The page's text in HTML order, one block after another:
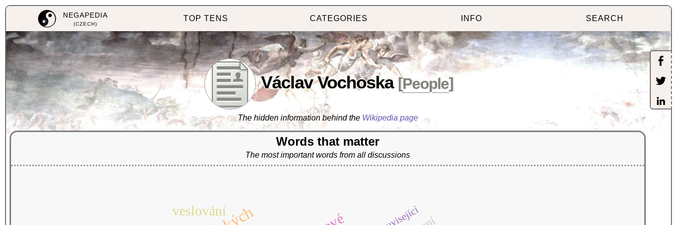
NEGAPEDIA
(CZECH)
TOP TENS CATEGORIES INFO SEARCH
Václav Vochoska [People]
The hidden information behind the Wikipedia page
Words that matter
The most important words from all discussions
veslování